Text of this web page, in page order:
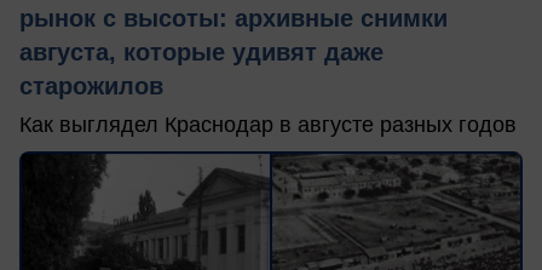
рынок с высоты: архивные снимки
августа, которые удивят даже
старожилов
Как выглядел Краснодар в августе разных годов